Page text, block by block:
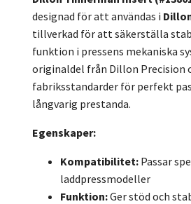
designad för att användas i
tillverkad för att säkerställa
funktion i pressens mekaniska
originaldel från Dillon Precision
fabriksstandarder för perfekt
långvarig prestanda.
Egenskaper:
Kompatibilitet: Passar
laddpressmodeller
Funktion:Ger stöd och